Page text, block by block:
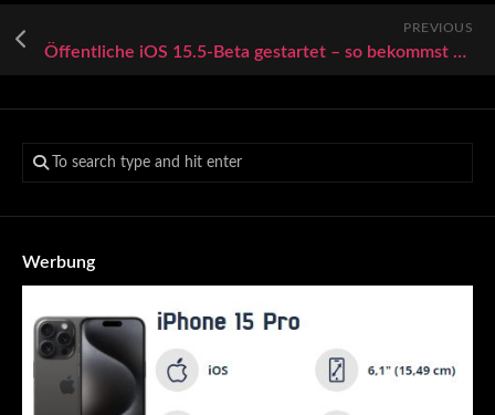
PREVIOUS
Öffentliche iOS 15.5-Beta gestartet – so bekommst du sie, das ist neu
Werbung